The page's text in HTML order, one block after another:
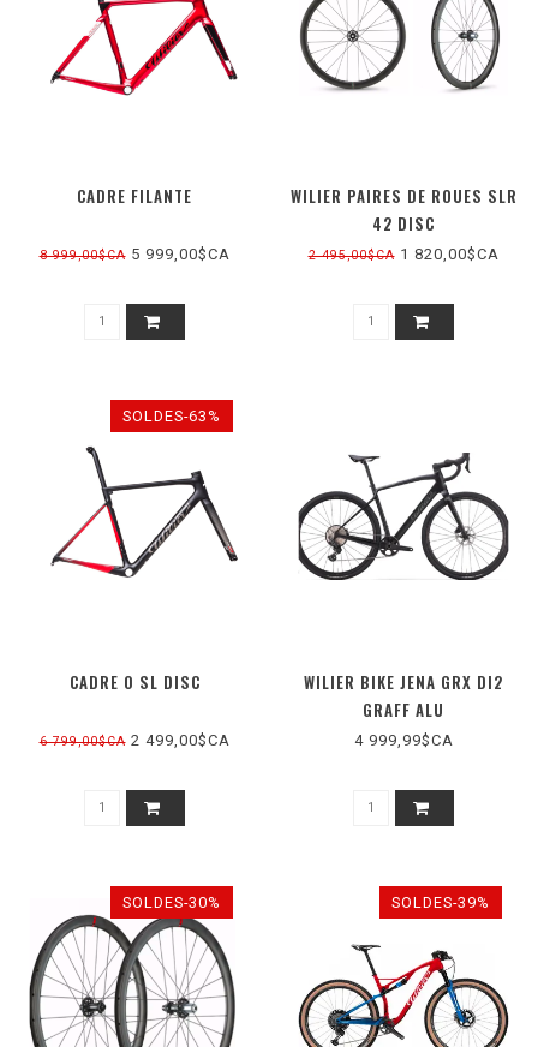
CADRE FILANTE
8 999,00$CA5 999,00$CA
WILIER PAIRES DE ROUES SLR
42 DISC
2 495,00$CA1 820,00$CA
SOLDES-63%
CADRE 0 SL DISC
6 799,00$CA2 499,00$CA
WILIER BIKE JENA GRX DI2
GRAFF ALU
4 999,99$CA
SOLDES-30% SOLDES-39%